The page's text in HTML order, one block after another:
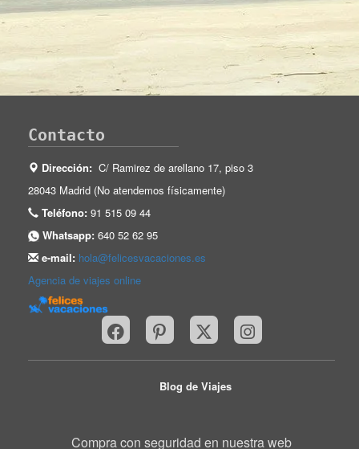
Contacto
Dirección: C/ Ramirez de arellano 17, piso 3
28043 Madrid (No atendemos físicamente)
Teléfono: 91 515 09 44
Whatsapp: 640 52 62 95
e-mail: hola@felicesvacaciones.es
Agencia de viajes online
Blog de Viajes
Compra con seguridad en nuestra web